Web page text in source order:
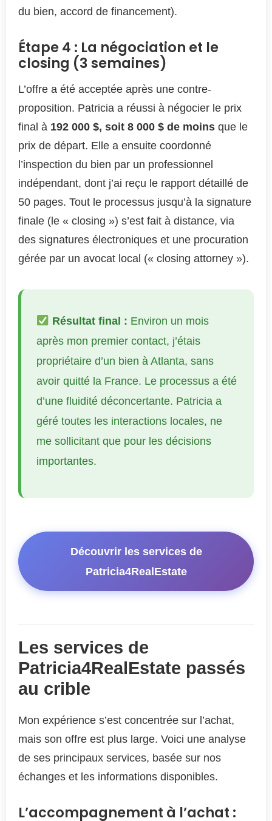
du bien, accord de financement).
Étape 4 : La négociation et le
closing (3 semaines)
L’offre a été acceptée après une contre-
proposition. Patricia a réussi à négocier le prix
final à 192 000 $, soit 8 000 $ de moins que le
prix de départ. Elle a ensuite coordonné
l’inspection du bien par un professionnel
indépendant, dont j’ai reçu le rapport détaillé de
50 pages. Tout le processus jusqu’à la signature
finale (le « closing ») s’est fait à distance, via
des signatures électroniques et une procuration
gérée par un avocat local (« closing attorney »).
Résultat final : Environ un mois
après mon premier contact, j’étais
propriétaire d’un bien à Atlanta, sans
avoir quitté la France. Le processus a été
d’une fluidité déconcertante. Patricia a
géré toutes les interactions locales, ne
me sollicitant que pour les décisions
importantes.
Découvrir les services de
Patricia4RealEstate
Les services de
Patricia4RealEstate passés
au crible
Mon expérience s’est concentrée sur l’achat,
mais son offre est plus large. Voici une analyse
de ses principaux services, basée sur nos
échanges et les informations disponibles.
L’accompagnement à l’achat :